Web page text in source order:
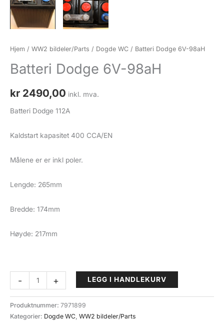
Hjem / WW2 bildeler/Parts / Dogde WC / Batteri Dodge 6V-98aH
Batteri Dodge 6V-98aH
kr 2490,00 inkl. mva.
Batteri Dodge 112A
Kaldstart kapasitet 400 CCA/EN
Målene er er inkl poler.
Lengde: 265mm
Bredde: 174mm
Høyde: 217mm
-
Dodge
6V-
98aH
+ LEGG I HANDLEKURV
Produktnummer: 7971899
Kategorier: Dogde WC, WW2 bildeler/Parts